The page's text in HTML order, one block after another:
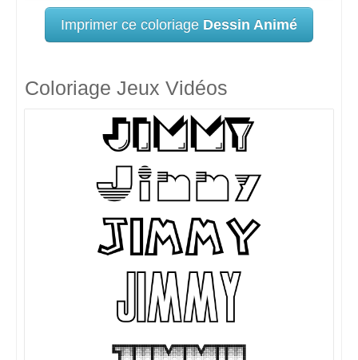
Imprimer ce coloriage Dessin Animé
Coloriage Jeux Vidéos